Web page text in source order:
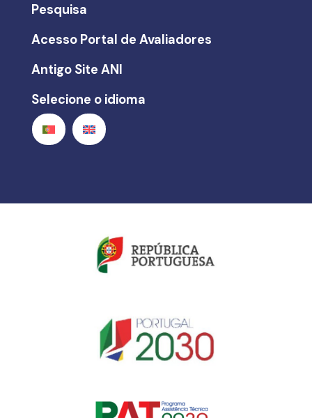
Pesquisa
Acesso Portal de Avaliadores
Antigo Site ANI
Selecione o idioma